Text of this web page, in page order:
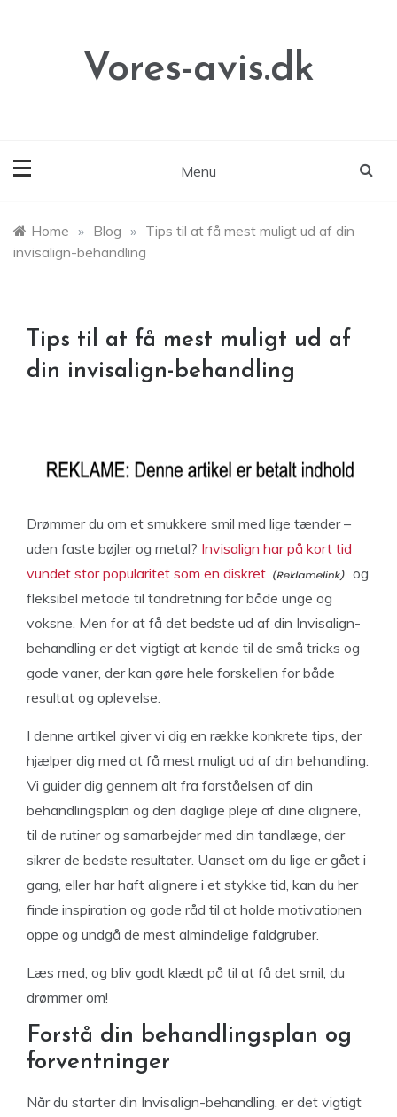
Vores-avis.dk
Menu
Home » Blog » Tips til at få mest muligt ud af din
invisalign-behandling
Tips til at få mest muligt ud af
din invisalign-behandling
Drømmer du om et smukkere smil med lige tænder –
uden faste bøjler og metal? Invisalign har på kort tid
vundet stor popularitet som en diskret
og
fleksibel metode til tandretning for både unge og
voksne. Men for at få det bedste ud af din Invisalign-
behandling er det vigtigt at kende til de små tricks og
gode vaner, der kan gøre hele forskellen for både
resultat og oplevelse.
I denne artikel giver vi dig en række konkrete tips, der
hjælper dig med at få mest muligt ud af din behandling.
Vi guider dig gennem alt fra forståelsen af din
behandlingsplan og den daglige pleje af dine alignere,
til de rutiner og samarbejder med din tandlæge, der
sikrer de bedste resultater. Uanset om du lige er gået i
gang, eller har haft alignere i et stykke tid, kan du her
finde inspiration og gode råd til at holde motivationen
oppe og undgå de mest almindelige faldgruber.
Læs med, og bliv godt klædt på til at få det smil, du
drømmer om!
Forstå din behandlingsplan og
forventninger
Når du starter din Invisalign-behandling, er det vigtigt